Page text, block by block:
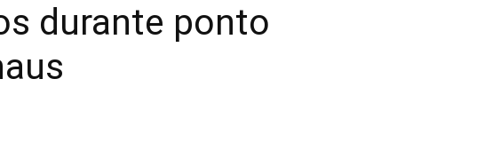
durante ponto